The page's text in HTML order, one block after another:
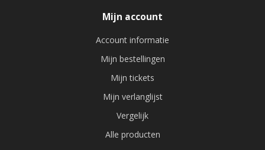
Mijn account
Account informatie
Mijn bestellingen
Mijn tickets
Mijn verlanglijst
Vergelijk
Alle producten